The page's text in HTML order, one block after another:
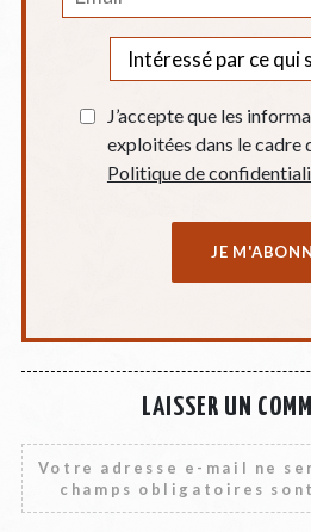
J’accepte que les
exploitées dans le cadre
Politique de
LAISSER UN
Votre adresse e-mail ne
champs obligatoires